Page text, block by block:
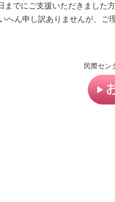
までにご支援いただきました
へん申し訳ありませんが、ご
民際セン